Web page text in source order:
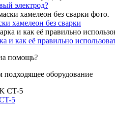
электрод?
хамелеон без сварки
и как её правильно
помощь?
подходящее оборудование
5